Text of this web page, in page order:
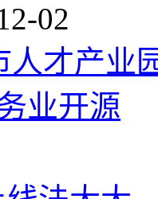
02
人才产业
业开源